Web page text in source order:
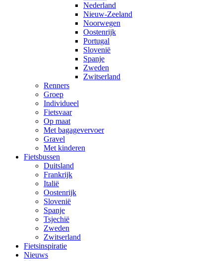
Nederland
Nieuw-Zeeland
Noorwegen
Oostenrijk
Portugal
Slovenië
Spanje
Zweden
Zwitserland
Renners
Groep
Individueel
Fietsvaar
Op maat
Met bagagevervoer
Gravel
Met kinderen
Fietsbussen
Duitsland
Frankrijk
Italië
Oostenrijk
Slovenië
Spanje
Tsjechië
Zweden
Zwitserland
Fietsinspiratie
Nieuws